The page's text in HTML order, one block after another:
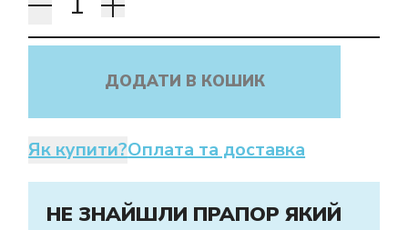
ДОДАТИ В КОШИК
Як купити?Оплата та доставка
НЕ ЗНАЙШЛИ ПРАПОР ЯКИЙ